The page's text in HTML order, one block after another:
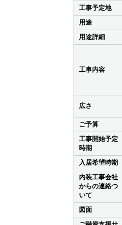
工事予定地
用途
用途詳細
工事内容
広さ
ご予算
工事開始予定
時期
入居希望時期
内装工事会社
からの連絡つ
いて
図面